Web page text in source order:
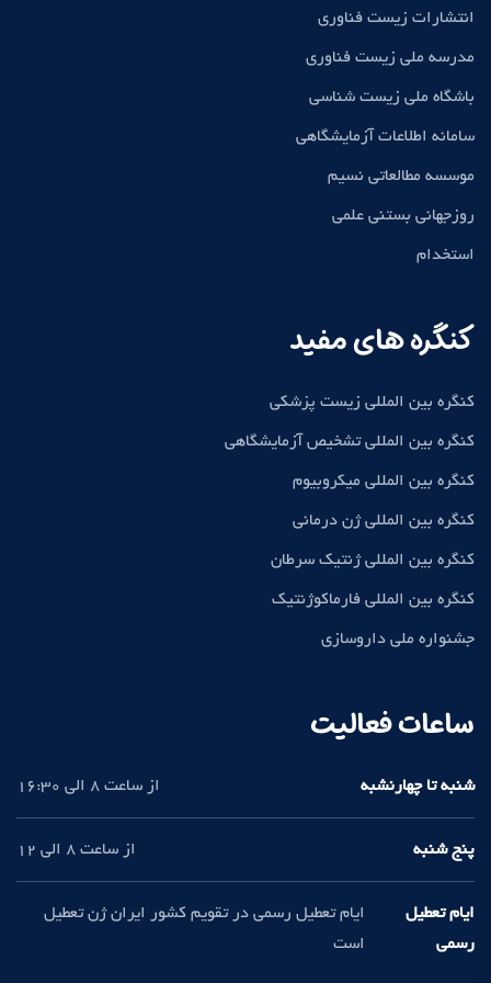
انتشارات زیست فناوری
مدرسه ملی زیست فناوری
باشگاه ملی زیست شناسی
سامانه اطلاعات آزمایشگاهی
موسسه مطالعاتی نسیم
روزجهانی بستنی علمی
استخدام
کنگره های مفید
کنگره بین المللی زیست پزشکی
کنگره بین المللی تشخیص آزمایشگاهی
کنگره بین المللی میکروبیوم
کنگره بین المللی ژن درمانی
کنگره بین المللی ژنتیک سرطان
کنگره بین المللی فارماکوژنتیک
جشنواره ملی داروسازی
ساعات فعالیت
شنبه تا چهارنشبه از ساعت 8 الی 16:30
پنج شنبه از ساعت 8 الی 12
ایام تعطیل
رسمی
ایام تعطیل رسمی در تقویم کشور ایران ژن تعطیل
است